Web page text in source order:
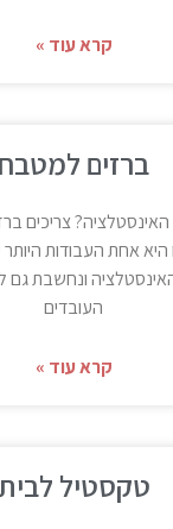
קרא עוד »
ברזים למטבח
האינסטלציה? צריכים
אחת העבודות היותר
ונחשבת גם
העובדים
קרא עוד »
טקסטיל